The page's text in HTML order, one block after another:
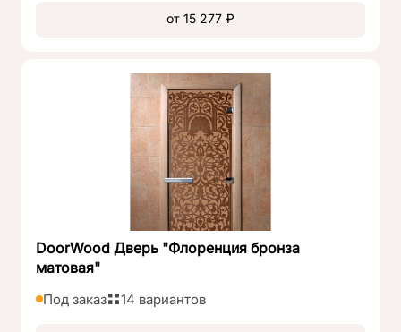
от 15 277 ₽
DoorWood Дверь "Флоренция бронза
матовая"
Под заказ 14 вариантов